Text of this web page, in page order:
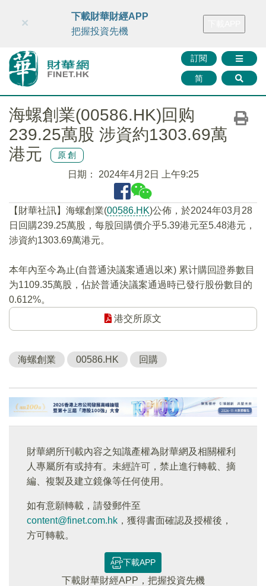
財華智庫網 FINTV FINMETA 財華證券 媒體矩陣
訂閱
简
×
下載財華財經APP
把握投資先機
海螺創業(00586.HK)回购
239.25萬股 涉資約1303.69萬
港元
原創
日期： 2024年4月2日 上午9:25
【財華社訊】海螺創業(00586.HK)公佈，於2024年03月28
日回購239.25萬股，每股回購價介乎5.39港元至5.48港元，
涉資約1303.69萬港元。
本年內至今為止(自普通決議案通過以來) 累计購回證券數目
为1109.35萬股，佔於普通決議案通過時已發行股份數目的
0.612%。
港交所原文
海螺創業 00586.HK 回購
財華網所刊載內容之知識產權為財華網及相關權利
人專屬所有或持有。未經許可，禁止進行轉載、摘
編、複製及建立鏡像等任何使用。
如有意願轉載，請發郵件至
content@finet.com.hk ，獲得書面確認及授權後，
方可轉載。
下載APP
下載財華財經APP，把握投資先機